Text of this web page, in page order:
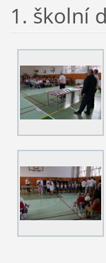
1. školní